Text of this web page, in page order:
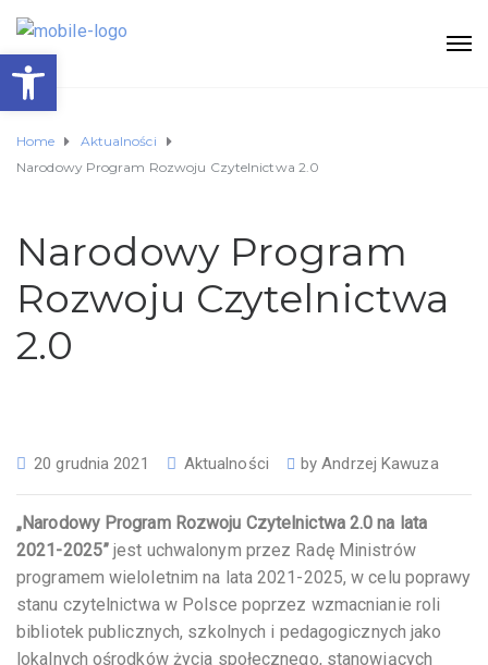
Home
Aktualności
Narodowy Program Rozwoju Czytelnictwa 2.0
Narodowy Program
Rozwoju Czytelnictwa
2.0
20 grudnia 2021 Aktualności byAndrzej Kawuza
„Narodowy Program Rozwoju Czytelnictwa 2.0 na lata
2021-2025”jest uchwalonym przez Radę Ministrów
programem wieloletnim na lata 2021-2025, w celu poprawy
stanu czytelnictwa w Polsce poprzez wzmacnianie roli
bibliotek publicznych, szkolnych i pedagogicznych jako
lokalnych ośrodków życia społecznego, stanowiących
Otwórz pasek narzędzi